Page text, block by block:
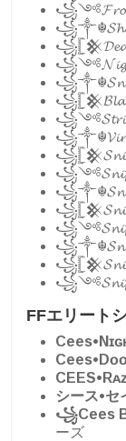
FFエリート
シース•セ
꧁Cees
ーズ